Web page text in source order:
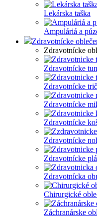
Lekárska taška
Ampuláriá a
Zdravotnícke
Zdravotnícke
Zdravotnícke
Zdravotnícke
Zdravotnícke
Zdravotnícke
Zdravotnícke
Zdravotnícke
Zdravotnícka
Chirurgické
Záchranárske